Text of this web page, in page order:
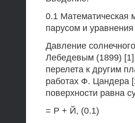
0.1 Математическая
парусом и
Давление
Лебедевым (1899)
перелета к другим
работах Ф. Цандера
поверхности равна
= Р + Й, (0.1)